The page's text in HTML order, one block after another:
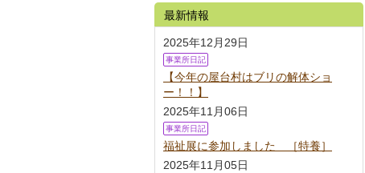
最新情報
2025年12月29日
事業所日記
【今年の屋台村はブリの解体ショ
ー！！】
2025年11月06日
事業所日記
福祉展に参加しました ［特養］
2025年11月05日